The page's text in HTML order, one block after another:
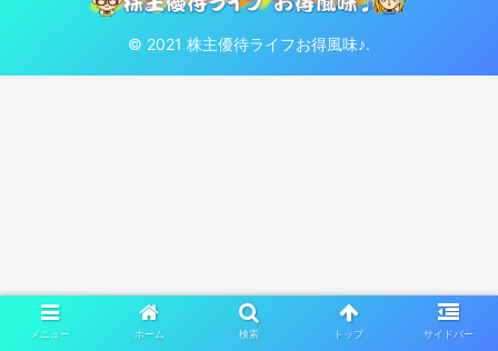
© 2021 株主優待ライフお得風味♪.
メニュー ホーム 検索 トップ サイドバー